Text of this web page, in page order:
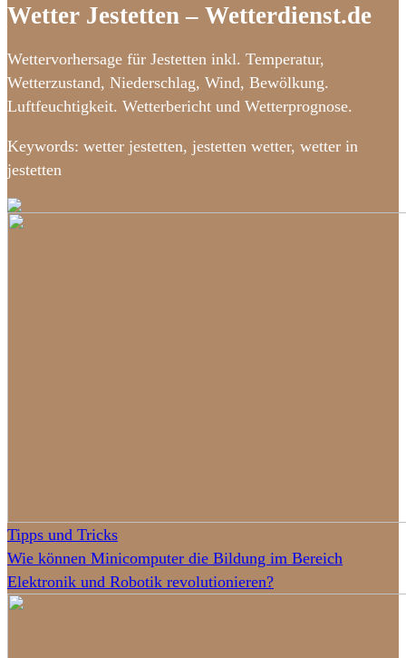
Wetter Jestetten – Wetterdienst.de
Wettervorhersage für Jestetten inkl. Temperatur,
Wetterzustand, Niederschlag, Wind, Bewölkung.
Luftfeuchtigkeit. Wetterbericht und Wetterprognose.
Keywords: wetter jestetten, jestetten wetter, wetter in
jestetten
Tipps und Tricks
Wie können Minicomputer die Bildung im Bereich
Elektronik und Robotik revolutionieren?